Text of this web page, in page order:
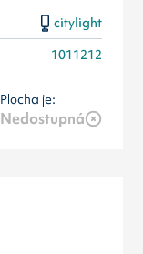
citylight
1011212
Plocha je:
Nedostupná